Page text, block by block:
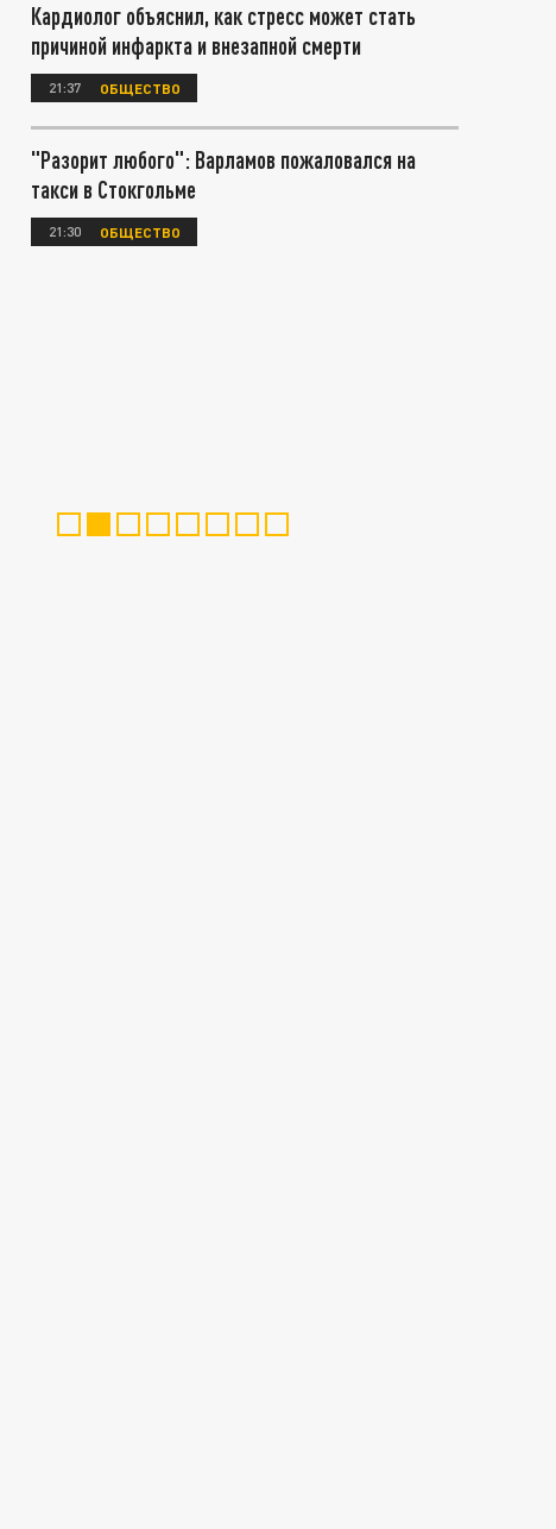
Кардиолог объяснил, как стресс может стать
причиной инфаркта и внезапной смерти
21:37 ОБЩЕСТВО
"Разорит любого": Варламов пожаловался на
такси в Стокгольме
21:30 ОБЩЕСТВО